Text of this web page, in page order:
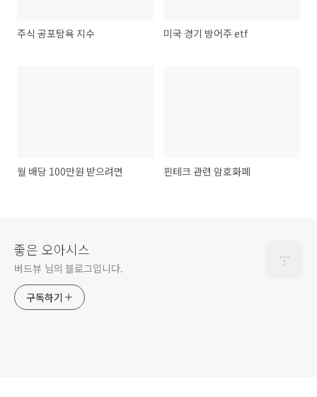
주식 공포탐욕 지수 미국 경기 방어주 etf
월 배당 100만원 받으려면 핀테크 관련 암호화폐
좋은 오아시스
버드뷰 님의 블로그입니다.
구독하기